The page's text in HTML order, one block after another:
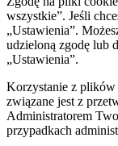
wszystkie”. Jeśli
„Ustawienia”.
udzieloną zgodę lub
„Ustawienia”.
Korzystanie z plików
związane jest z
Administratorem
przypadkach